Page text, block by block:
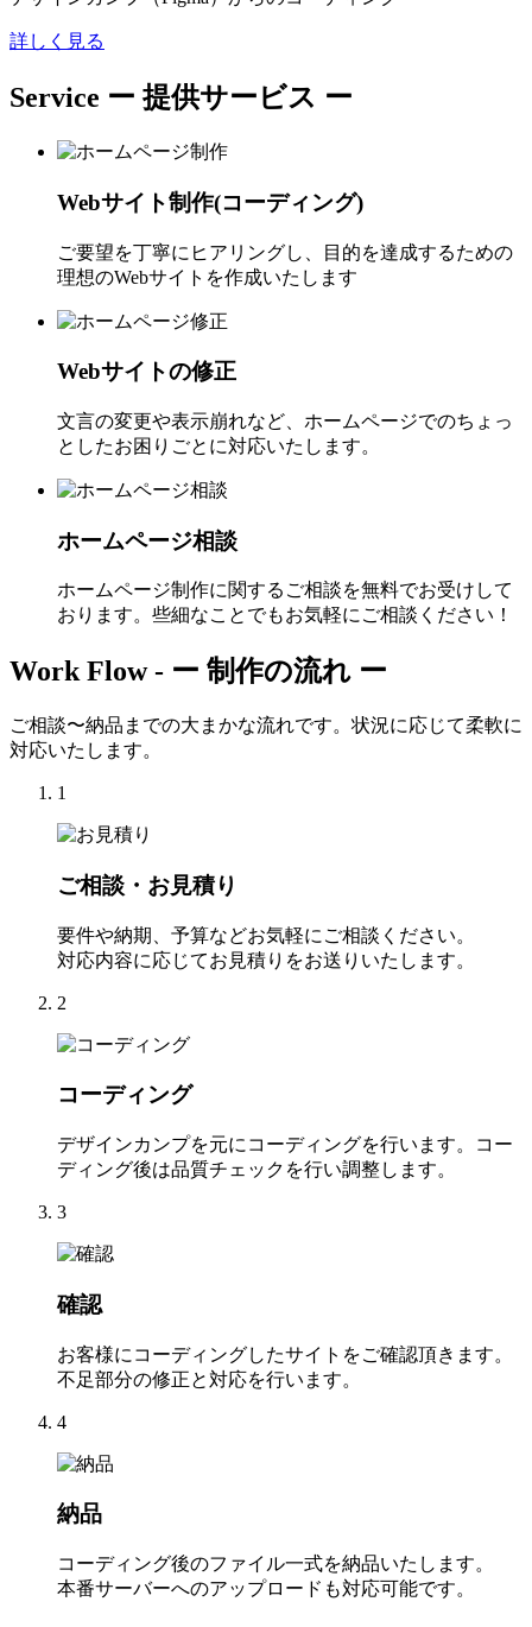
詳しく見る
Service ー 提供サービス ー
Webサイト制作(コーディング)
ご要望を丁寧にヒアリングし、目的を達成するための
理想のWebサイトを作成いたします
Webサイトの修正
文言の変更や表示崩れなど、ホームページでのちょっ
としたお困りごとに対応いたします。
ホームページ相談
ホームページ制作に関するご相談を無料でお受けして
おります。些細なことでもお気軽にご相談ください！
Work Flow - ー 制作の流れ ー
ご相談〜納品までの大まかな流れです。状況に応じて柔軟に
対応いたします。
1
ご相談・お見積り
要件や納期、予算などお気軽にご相談ください。
対応内容に応じてお見積りをお送りいたします。
2
コーディング
デザインカンプを元にコーディングを行います。コー
ディング後は品質チェックを行い調整します。
3
確認
お客様にコーディングしたサイトをご確認頂きます。
不足部分の修正と対応を行います。
4
納品
コーディング後のファイル一式を納品いたします。
本番サーバーへのアップロードも対応可能です。